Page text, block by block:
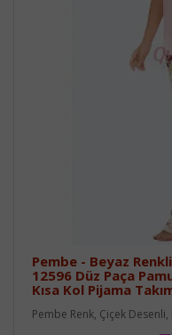
Pembe - Beyaz
12596 Düz Paça
Kısa Kol Pijama
Pembe Renk, Çiçek Desenli,